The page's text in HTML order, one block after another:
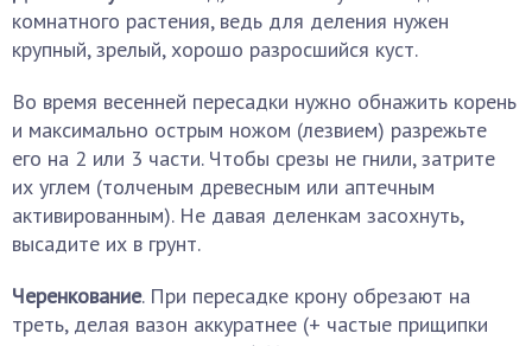
комнатного растения, ведь для деления нужен
крупный, зрелый, хорошо разросшийся куст.
Во время весенней пересадки нужно обнажить корень
и максимально острым ножом (лезвием) разрежьте
его на 2 или 3 части. Чтобы срезы не гнили, затрите
их углем (толченым древесным или аптечным
активированным). Не давая деленкам засохнуть,
высадите их в грунт.
Черенкование. При пересадке крону обрезают на
треть, делая вазон аккуратнее (+ частые прищипки